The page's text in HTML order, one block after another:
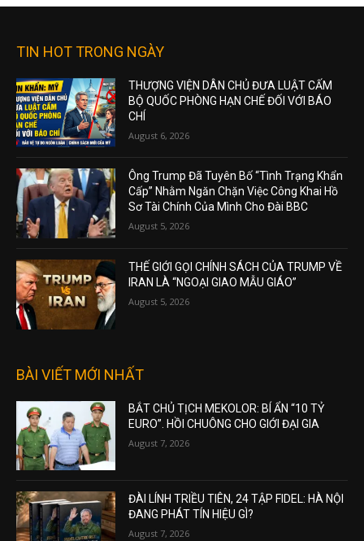
TIN HOT TRONG NGÀY
THƯỢNG VIỆN DÂN CHỦ ĐƯA LUẬT CẤM
BỘ QUỐC PHÒNG HẠN CHẾ ĐỐI VỚI BÁO
CHÍ
August 6, 2026
Ông Trump Đã Tuyên Bố “Tình Trạng Khẩn
Cấp” Nhằm Ngăn Chặn Việc Công Khai Hồ
Sơ Tài Chính Của Mình Cho Đài BBC
August 5, 2026
THẾ GIỚI GỌI CHÍNH SÁCH CỦA TRUMP VỀ
IRAN LÀ “NGOẠI GIAO MẪU GIÁO”
August 5, 2026
BÀI VIẾT MỚI NHẤT
BẮT CHỦ TỊCH MEKOLOR: BÍ ẨN “10 TỶ
EURO”. HỒI CHUÔNG CHO GIỚI ĐẠI GIA
August 7, 2026
ĐÀI LÍNH TRIỀU TIÊN, 24 TẬP FIDEL: HÀ NỘI
ĐANG PHÁT TÍN HIỆU GÌ?
August 7, 2026